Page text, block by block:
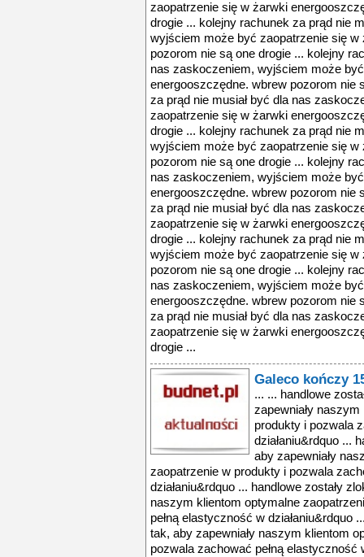
zaopatrzenie się w żarwki
drogie ... kolejny rachunek za prąd nie
wyjściem może być zaopatrzenie się
pozorom nie są one drogie ... kolejny
nas zaskoczeniem, wyjściem może
energooszczędne. wbrew pozorom nie
za prąd nie musiał być dla nas
zaopatrzenie się w żarwki
drogie ... kolejny rachunek za prąd nie
wyjściem może być zaopatrzenie się
pozorom nie są one drogie ... kolejny
nas zaskoczeniem, wyjściem może
energooszczędne. wbrew pozorom nie
za prąd nie musiał być dla nas
zaopatrzenie się w żarwki
drogie ... kolejny rachunek za prąd nie
wyjściem może być zaopatrzenie się
pozorom nie są one drogie ... kolejny
nas zaskoczeniem, wyjściem może
energooszczędne. wbrew pozorom nie
za prąd nie musiał być dla nas
zaopatrzenie się w żarwki
drogie ...
Galeco kończy
... ... handlowe
zapewniały
produkty i pozwala
działaniu&rdquo ...
aby zapewniały
zaopatrzenie w produkty i pozwala
działaniu&rdquo ... handlowe zostały
naszym klientom optymalne
pełną elastyczność w działaniu&rdquo
tak, aby zapewniały naszym klientom
pozwala zachować pełną elastyczność